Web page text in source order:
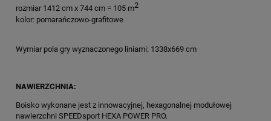
rozmiar 1412 cm x 744 cm = 105 m2
kolor: pomarańczowo-grafitowe
Wymiar pola gry wyznaczonego liniami: 1338x669 cm
NAWIERZCHNIA:
Boisko wykonane jest z innowacyjnej, hexagonalnej modułowej
nawierzchni SPEEDsport HEXA POWER PRO.